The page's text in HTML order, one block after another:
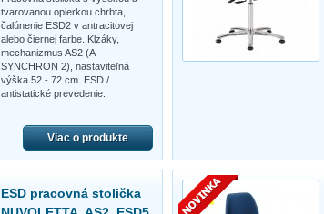
tvarovanou opierkou chrbta,
čalúnenie ESD2 v antracitovej
alebo čiernej farbe. Klzáky,
mechanizmus AS2 (A-
SYNCHRON 2), nastaviteľná
výška 52 - 72 cm. ESD /
antistatické prevedenie.
Viac o produkte
ESD pracovná stolička